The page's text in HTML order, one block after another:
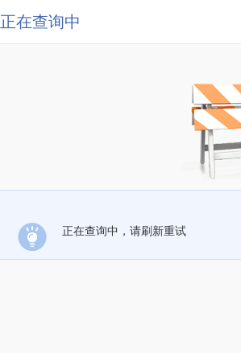
正在查询中
正在查询中，请刷新重试